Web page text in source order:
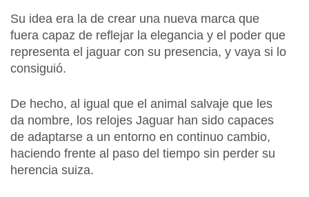
Su idea era la de crear una nueva marca que
fuera capaz de reflejar la elegancia y el poder que
representa el jaguar con su presencia, y vaya si lo
consiguió.
De hecho, al igual que el animal salvaje que les
da nombre, los relojes Jaguar han sido capaces
de adaptarse a un entorno en continuo cambio,
haciendo frente al paso del tiempo sin perder su
herencia suiza.